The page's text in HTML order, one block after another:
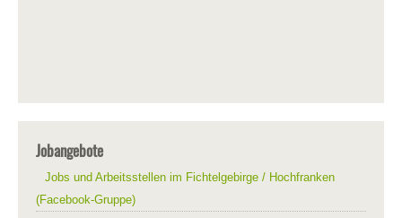
Jobangebote
Jobs und Arbeitsstellen im Fichtelgebirge / Hochfranken
(Facebook-Gruppe)